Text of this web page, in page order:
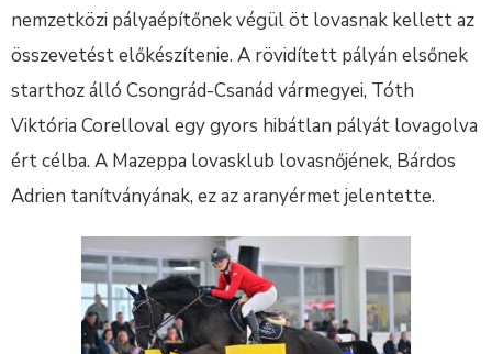
nemzetközi pályaépítőnek végül öt lovasnak kellett az
összevetést előkészítenie. A rövidített pályán elsőnek
starthoz álló Csongrád-Csanád vármegyei, Tóth
Viktória Corelloval egy gyors hibátlan pályát lovagolva
ért célba. A Mazeppa lovasklub lovasnőjének, Bárdos
Adrien tanítványának, ez az aranyérmet jelentette.